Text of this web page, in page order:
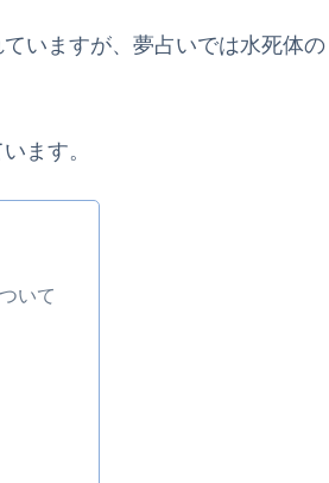
いますが、夢占いでは水死体の
ます。
いて